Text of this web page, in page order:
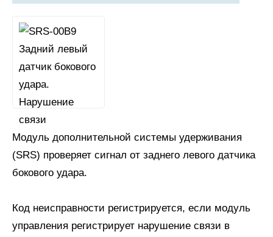
Модуль дополнительной системы удерживания
(SRS) проверяет сигнал от заднего левого датчика
бокового удара.
Код неисправности регистрируется, если модуль
управления регистрирует нарушение связи в